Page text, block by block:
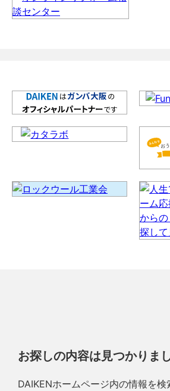
お探しの内容は見つかりま
DAIKENホームページ内の情報を